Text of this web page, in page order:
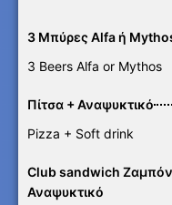
3 Μπύρες Alfa ή
3 Beers Alfa or Mythos
Πίτσα + Αναψυκτικό
Pizza + Soft drink
Club sandwich
Αναψυκτικό